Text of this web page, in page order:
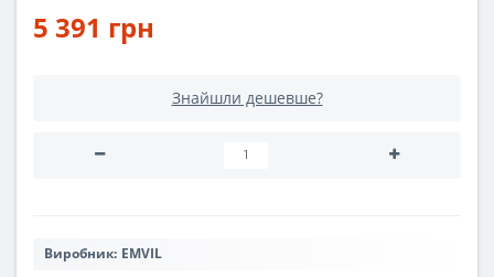
5 391 грн
Знайшли дешевше?
Виробник: EMVIL